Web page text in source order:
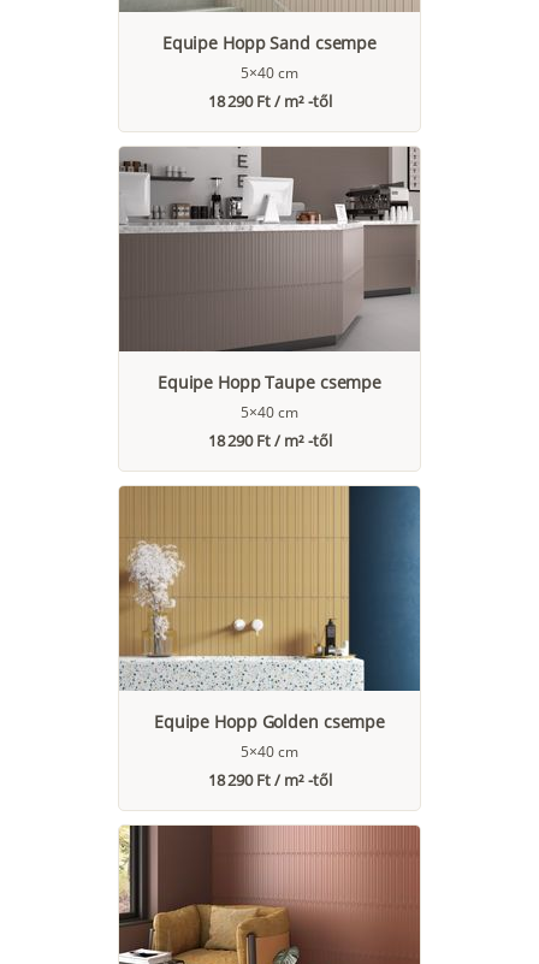
Equipe Hopp Sand csempe
5×40 cm
18 290 Ft / m² -től
Equipe Hopp Taupe csempe
5×40 cm
18 290 Ft / m² -től
Equipe Hopp Golden csempe
5×40 cm
18 290 Ft / m² -től